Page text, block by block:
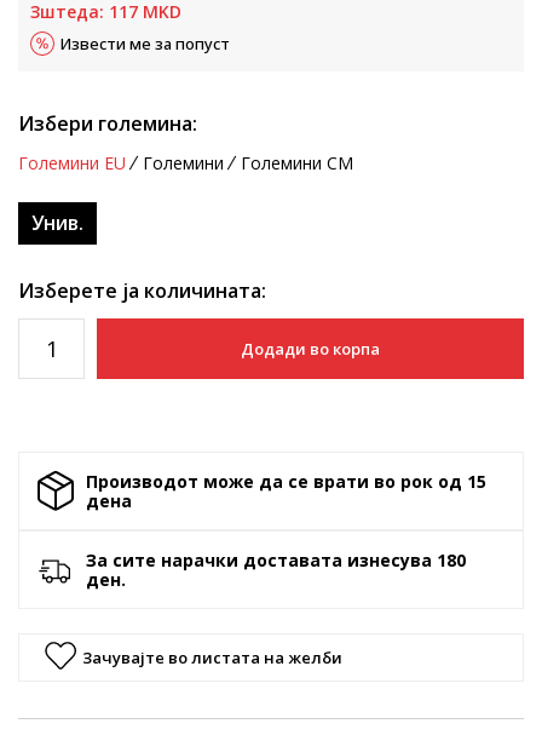
Зштеда: 117 MKD
Извести ме за попуст
Избери големина:
Големини EU Големини Големини CM
Унив.
Изберете ја количината:
Додади во корпа
Производот може да се врати во рок од 15
денa
За сите нарачки доставата изнесува 180
ден.
Зачувајте во листата на желби